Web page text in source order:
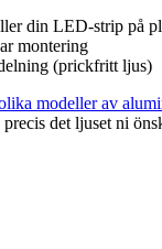
din LED-strip på
montering
(prickfritt ljus)
modeller av
det ljuset ni